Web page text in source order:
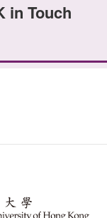
in Touch